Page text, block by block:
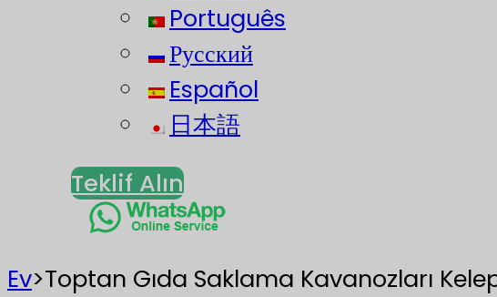
Português
Русский
Español
日本語
Teklif Alın
Ev>Toptan Gıda Saklama Kavanozları